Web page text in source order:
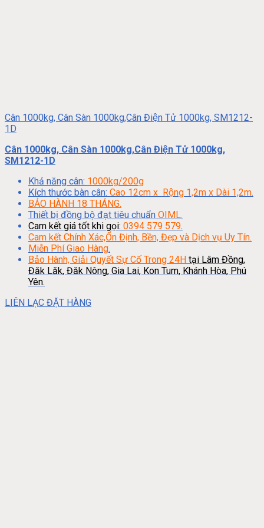
Cân 1000kg, Cân Sàn 1000kg,Cân Điện Tử 1000kg, SM1212-
1D
Cân 1000kg, Cân Sàn 1000kg,Cân Điện Tử 1000kg,
SM1212-1D
Khả năng cân: 1000kg/200g
Kích thước bàn cân: Cao 12cm x Rộng 1,2m x Dài 1,2m.
BẢO HÀNH 18 THÁNG.
Thiết bị đồng bộ đạt tiêu chuẩn OIML.
Cam kết giá tốt khi gọi: 0394 579 579.
Cam kết Chính Xác,Ổn Định, Bền, Đẹp và Dịch vụ Uy Tín.
Miễn Phí Giao Hàng.
Bảo Hành, Giải Quyết Sự Cố Trong 24H tại Lâm Đồng,
Đăk Lăk, Đăk Nông, Gia Lai, Kon Tum, Khánh Hòa, Phú
Yên.
LIÊN LẠC ĐẶT HÀNG